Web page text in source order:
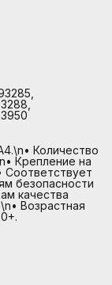
Количество
Крепление на
Соответствует
безопасности
качества
Возрастная